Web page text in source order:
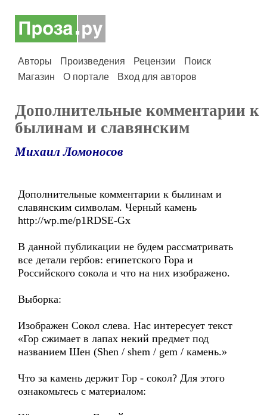
Авторы Произведения Рецензии
Поиск
Магазин
О портале Вход для авторов
Дополнительные комментарии к
былинам и славянским
Михаил Ломоносов
Дополнительные комментарии к былинам и
славянским символам. Черный камень
http://wp.me/p1RDSE-Gx
В данной публикации не будем рассматривать
все детали гербов: египетского Гора и
Российского сокола и что на них изображено.
Выборка:
Изображен Сокол слева. Нас интересует текст
«Гор сжимает в лапах некий предмет под
названием Шен (Shen / shem / gem / камень.»
Что за камень держит Гор - сокол? Для этого
ознакомьтесь с материалом: